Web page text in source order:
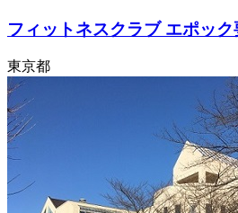
フィットネスクラブ エポック
東京都